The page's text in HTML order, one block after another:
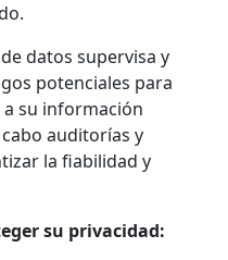
datos supervisa y
potenciales para
su información
auditorías y
la fiabilidad y
su privacidad: